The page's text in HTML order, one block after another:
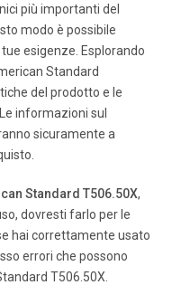
più importanti del
modo è possibile
esigenze. Esplorando
Standard
del prodotto e le
informazioni sul
sicuramente a
Standard T506.50X,
dovresti farlo per le
hai correttamente usato
errori che possono
T506.50X.